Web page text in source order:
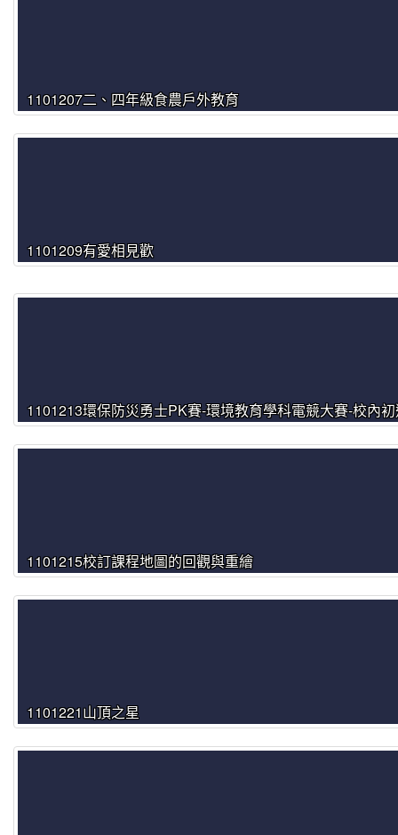
1101207二、四年級食農戶外教育
1101209有愛相見歡
1101213環保防災勇士PK賽-環境教育學科電競大賽-校內
1101215校訂課程地圖的回觀與重繪
1101221山頂之星